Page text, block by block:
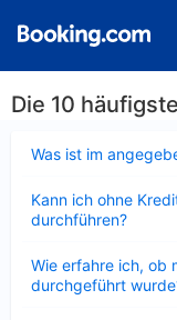
Die 10
Was ist im
Kann ich ohne
durchführen?
Wie erfahre ich, ob
durchgeführt